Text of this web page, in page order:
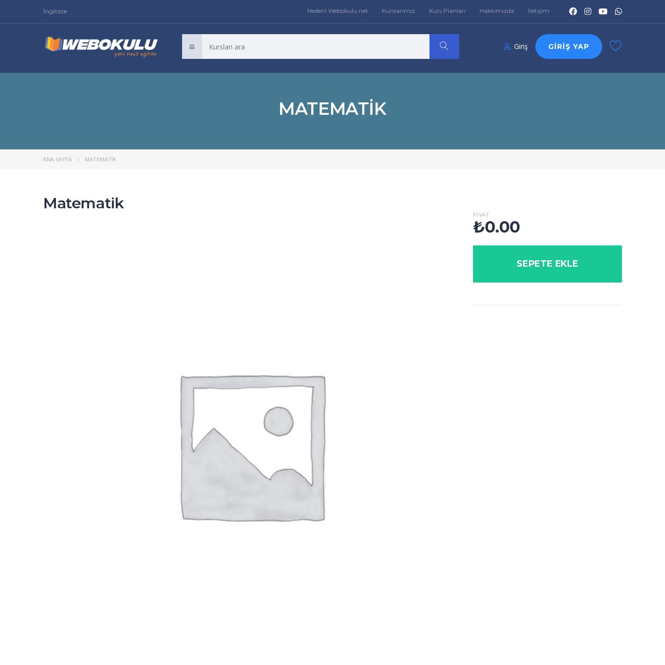
İngilizce Neden! Webokulu.net Kurslarımız Kurs Planları Hakkımızda İletişim
Giriş GIRIŞ YAP
MATEMATIK
ANA SAYFA MATEMATIK
Matematik
FIYAT
₺0.00
SEPETE EKLE